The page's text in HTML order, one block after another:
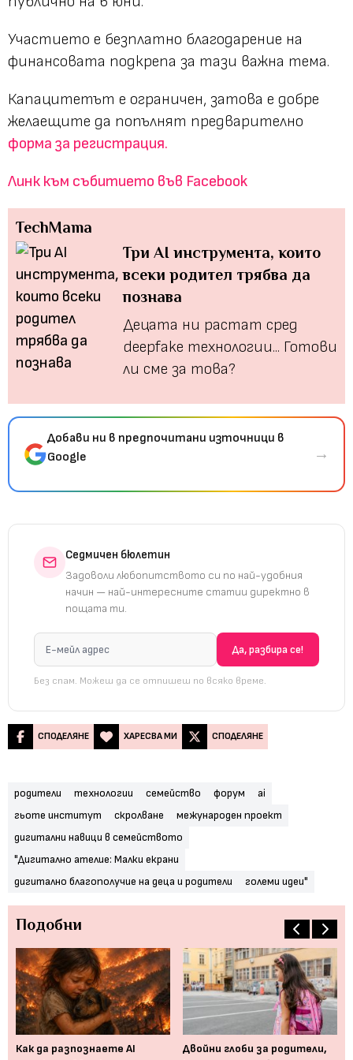
Участието е безплатно благодарение на
финансовата подкрепа за тази важна тема.
Капацитетът е ограничен, затова е добре
желаещите да попълнят предварително
форма за регистрация.
Линк към събитието във Facebook
TechMama
Три AI инструмента, които
всеки родител трябва да
познава
Децата ни растат сред
deepfake технологии... Готови
ли сме за това?
Добави ни в предпочитани източници в
Google
→
Седмичен бюлетин
Задоволи любопитството си по най-удобния
начин — най-интересните статии директно в
пощата ти.
Без спам. Можеш да се отпишеш по всяко време.
СПОДЕЛЯНЕ ХАРЕСВА МИ СПОДЕЛЯНЕ
родители технологии семейство форум
ai
гьоте институт
скролване
межународен проект
дигитални навици в семейството
"Дигитално ателие: Малки екрани
дигитално благополучие на деца и родители
големи идеи"
Подобни
Как да разпознаете AI
Двойни глоби за родители,